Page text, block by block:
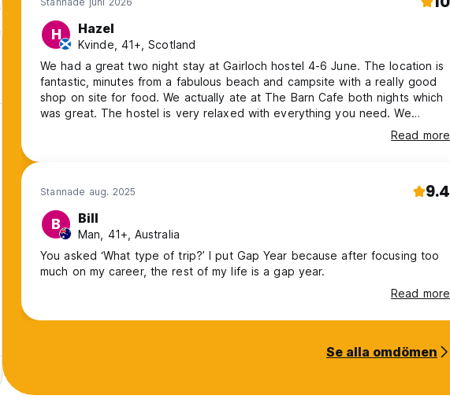
H Hazel
Kvinde, 41+, Scotland
We had a great two night stay at Gairloch hostel 4-6 June. The location is
fantastic, minutes from a fabulous beach and campsite with a really good
shop on site for food. We actually ate at The Barn Cafe both nights which
was great. The hostel is very relaxed with everything you need. We
shared a 4 bed room which was spacious, warm and clean. The warden
was really friendly and there was a very relaxed atmosphere. Will definitely
Read more
Stannade aug. 2025 9.4
B Bill
Man, 41+, Australia
You asked ‘What type of trip?’ I put Gap Year because after focusing too
much on my career, the rest of my life is a gap year.
Read more
Se alla omdömen